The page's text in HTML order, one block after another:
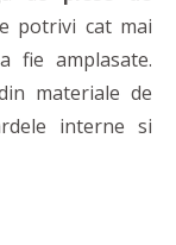
potrivi cat mai
fie amplasate.
materiale de
interne si